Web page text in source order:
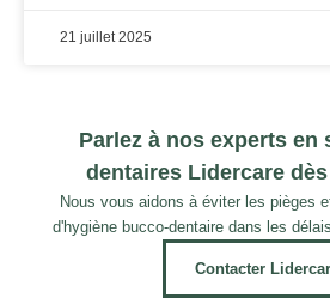
21 juillet 2025
Parlez à nos experts en
dentaires Lidercare
Nous vous aidons à éviter les pièges
d'hygiène bucco-dentaire dans les
Contacter